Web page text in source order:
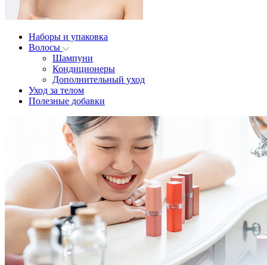
Наборы и упаковка
Волосы
Шампуни
Кондиционеры
Дополнительный уход
Уход за телом
Полезные добавки